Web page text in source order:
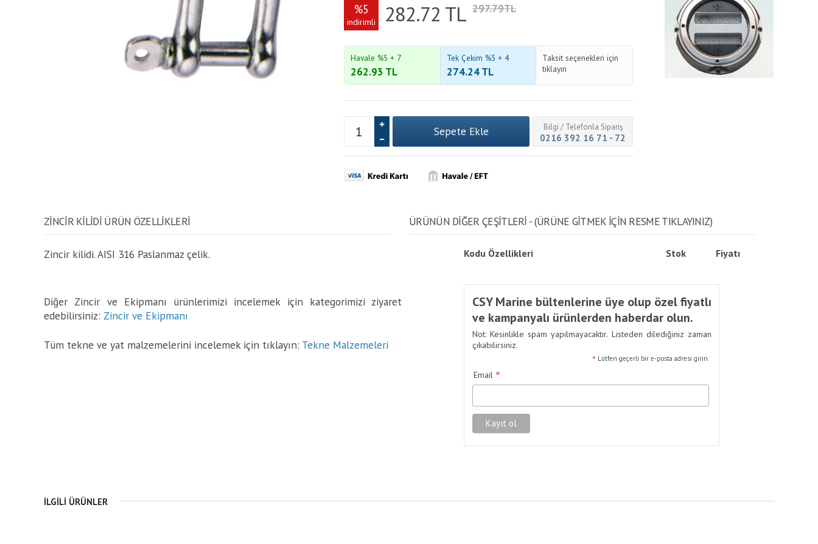
%5
indirimli 282.72 TL 297.79TL
Havale %5 + 7
262.93 TL
Tek Çekim %5 + 4
274.24TL
Taksit seçenekleri için
tıklayın
Bilgi / Telefonla Sipariş
0216 392 16 71 - 72
ZINCIR KILIDI ÜRÜN ÖZELLİKLERİ
Zincir kilidi. AISI 316 Paslanmaz çelik.
Diğer Zincir ve Ekipmanı ürünlerimizi incelemek için kategorimizi ziyaret
edebilirsiniz: Zincir ve Ekipmanı
Tüm tekne ve yat malzemelerini incelemek için tıklayın: Tekne Malzemeleri
ÜRÜNÜN DİĞER ÇEŞİTLERİ - (ÜRÜNE GITMEK IÇIN RESME TIKLAYINIZ)
Kodu Özellikleri Stok Fiyatı
CSY Marine bültenlerine üye olup özel fiyatlı
ve kampanyalı ürünlerden haberdar olun.
Not: Kesinlikle spam yapılmayacaktır. Listeden dilediğiniz zaman
çıkabilirsiniz.
* Lütfen geçerli bir e-posta adresi girin.
Email *
İLGILI ÜRÜNLER